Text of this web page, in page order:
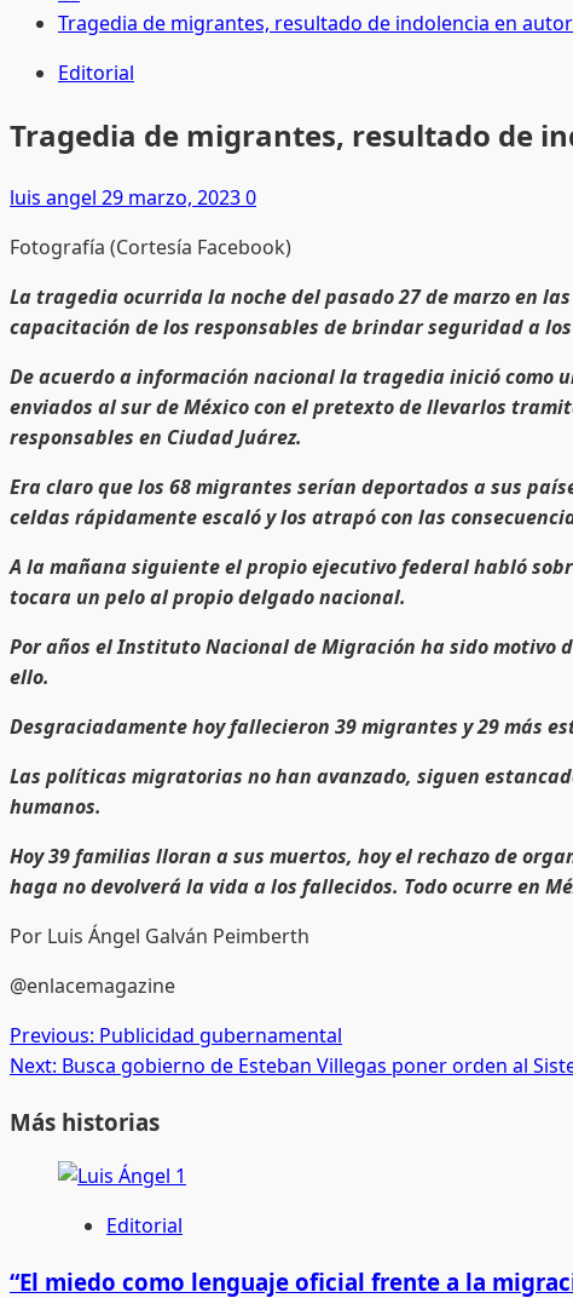
Tragedia de migrantes, resultado de indolencia en
Editorial
Tragedia de migrantes, resultado de
luis angel 29 marzo, 20230
Fotografía (Cortesía Facebook)
La tragedia ocurrida la noche del pasado 27 de marzo en
capacitación de los responsables de brindar seguridad a
De acuerdo a información nacional la tragedia inició
enviados al sur de México con el pretexto de llevarlos
responsables en Ciudad Juárez.
Era claro que los 68 migrantes serían deportados a sus
celdas rápidamente escaló y los atrapó con las
A la mañana siguiente el propio ejecutivo federal habló
tocara un pelo al propio delgado nacional.
Por años el Instituto Nacional de Migración ha sido motivo
ello.
Desgraciadamente hoy fallecieron 39 migrantes y 29 más
Las políticas migratorias no han avanzado, siguen
humanos.
Hoy 39 familias lloran a sus muertos, hoy el rechazo de
haga no devolverá la vida a los fallecidos. Todo ocurre en
Por Luis Ángel Galván Peimberth
@enlacemagazine
Post
navigation
Previous: Publicidad gubernamental
Next: Busca gobierno de Esteban Villegas poner orden al
Más historias
Editorial
“El miedo como lenguaje oficial frente a la